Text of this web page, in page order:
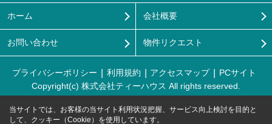
ホーム 会社概要
お問い合わせ 物件リクエスト
プライバシーポリシー 利用規約 アクセスマップ
PCサイト
Copyright(c) 株式会社ティーハウス All rights reserved.
当サイトでは、お客様の当サイト利用状況把握、サービス向上検討を目的と
して、クッキー（Cookie）を使用しています。